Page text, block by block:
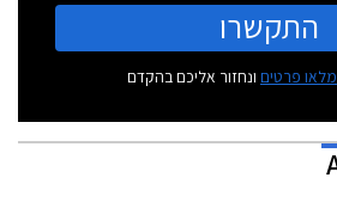
התקשרו
מלאו פרטים ונחזור אליכם בהקדם